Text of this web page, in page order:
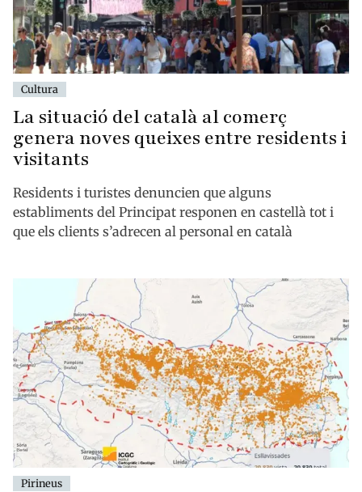
Cultura
La situació del català al comerç
genera noves queixes entre residents i
visitants
Residents i turistes denuncien que alguns
establiments del Principat responen en castellà tot i
que els clients s’adrecen al personal en català
Pirineus